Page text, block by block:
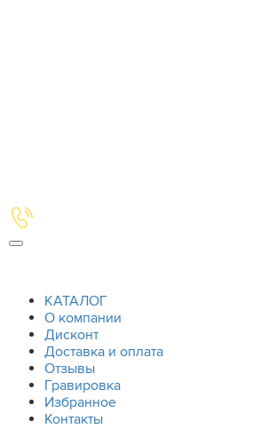
КАТАЛОГ
О компании
Дисконт
Доставка и оплата
Отзывы
Гравировка
Избранное
Контакты